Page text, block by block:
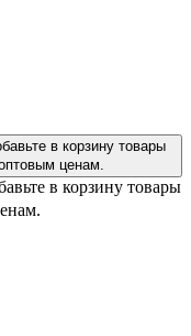
в корзину товары